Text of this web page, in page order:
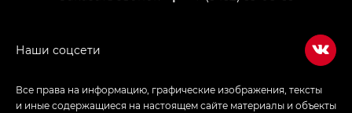
Все права на информацию, графические изображения, тексты
и иные содержащиеся на настоящем сайте материалы и объекты